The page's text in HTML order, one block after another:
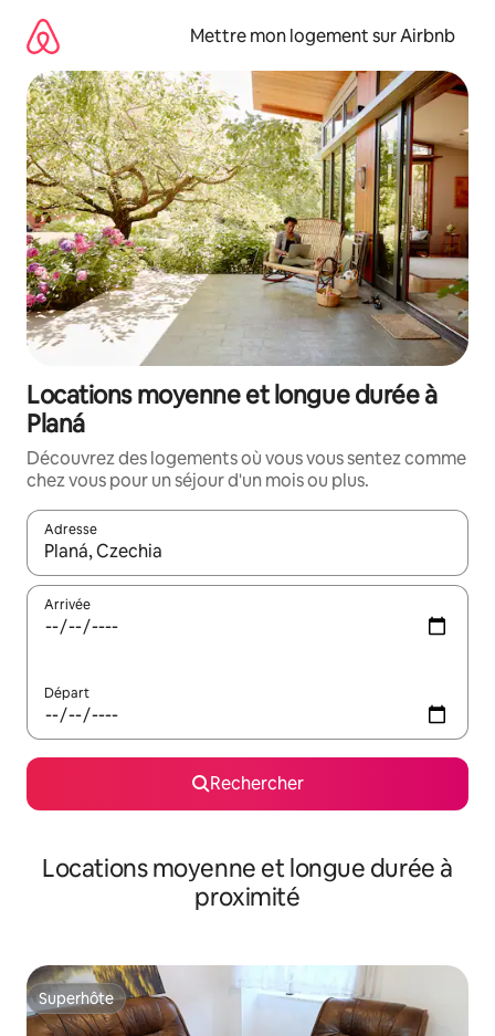
directement
contenu
Mettre mon logement sur Airbnb
Locations moyenne et longue durée à
Planá
Découvrez des logements où vous vous sentez comme
chez vous pour un séjour d'un mois ou plus.
Adresse
Lorsque les résultats s'affichent, utilisez les flèches vers le
Arrivée
Départ
Rechercher
Locations moyenne et longue durée à
proximité
Superhôte
Superhôte